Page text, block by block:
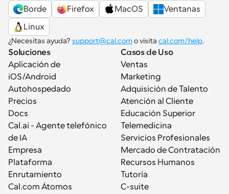
Borde
Firefox MacOS
Ventanas
Linux
¿Necesitas ayuda? support@cal.com o visita cal.com/help.
Soluciones
Aplicación de
iOS/Android
Autohospedado
Precios
Docs
Cal.ai - Agente telefónico
de IA
Empresa
Plataforma
Enrutamiento
Cal.com Átomos
Casos de Uso
Ventas
Marketing
Adquisición de Talento
Atención al Cliente
Educación Superior
Telemedicina
Servicios Profesionales
Mercado de Contratación
Recursos Humanos
Tutoría
C-suite